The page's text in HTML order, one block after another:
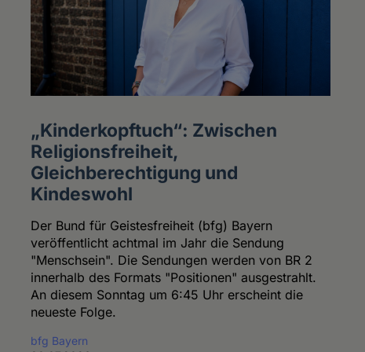
„Kinderkopftuch“: Zwischen
Religionsfreiheit,
Gleichberechtigung und
Kindeswohl
Der Bund für Geistesfreiheit (bfg) Bayern
veröffentlicht achtmal im Jahr die Sendung
"Menschsein". Die Sendungen werden von BR 2
innerhalb des Formats "Positionen" ausgestrahlt.
An diesem Sonntag um 6:45 Uhr erscheint die
neueste Folge.
bfg Bayern